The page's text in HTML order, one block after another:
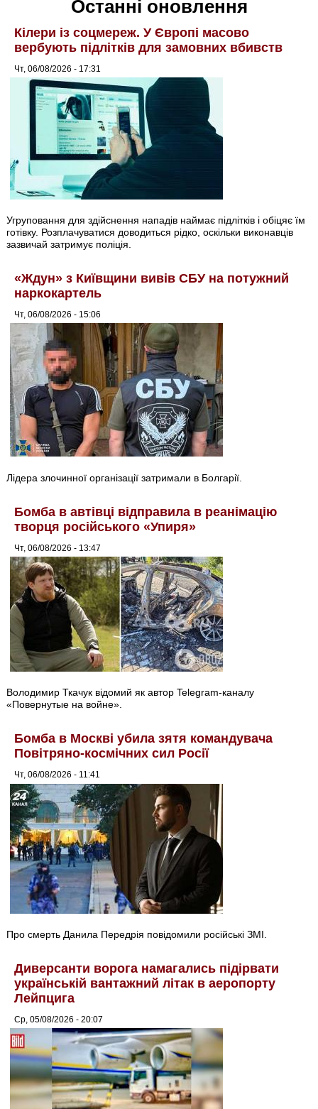
Останні оновлення
Кілери із соцмереж. У Європі масово
вербують підлітків для замовних вбивств
Чт, 06/08/2026 - 17:31
Угруповання для здійснення нападів наймає підлітків і обіцяє їм
готівку. Розплачуватися доводиться рідко, оскільки виконавців
зазвичай затримує поліція.
«Ждун» з Київщини вивів СБУ на потужний
наркокартель
Чт, 06/08/2026 - 15:06
Лідера злочинної організації затримали в Болгарії.
Бомба в автівці відправила в реанімацію
творця російського «Упиря»
Чт, 06/08/2026 - 13:47
Володимир Ткачук відомий як автор Telegram-каналу
«Повернутые на войне».
Бомба в Москві убила зятя командувача
Повітряно-космічних сил Росії
Чт, 06/08/2026 - 11:41
Про смерть Данила Передрія повідомили російські ЗМІ.
Диверсанти ворога намагались підірвати
українській вантажний літак в аеропорту
Лейпцига
Ср, 05/08/2026 - 20:07